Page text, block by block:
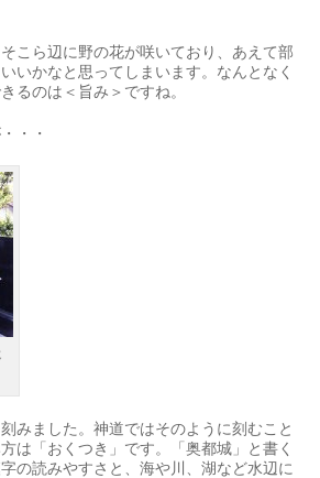
こら辺に野の花が咲いており、あえて部
いかなと思ってしまいます。なんとなく
るのは＜旨み＞ですね。
・・
みました。神道ではそのように刻むこと
は「おくつき」です。「奥都城」と書く
の読みやすさと、海や川、湖など水辺に